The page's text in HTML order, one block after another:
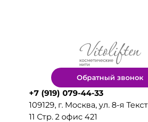
Обратный звонок
+7 (919) 079-44-33
109129, г. Москва, ул. 8-я
11 Стр. 2 офис 421